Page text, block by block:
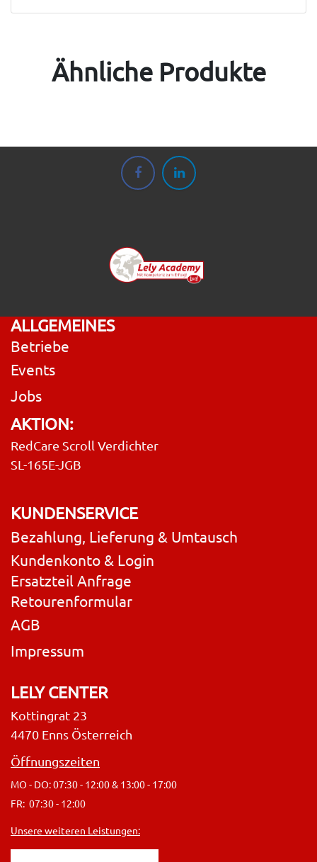
Ähnliche Produkte
ALLGEMEINES
Betriebe
Events
Jobs
AKTION:
RedCare Scroll Verdichter
SL-165E-JGB
KUNDENSERVICE
Bezahlung, Lieferung & Umtausch
Kundenkonto & Login
Ersatzteil Anfrage
Retourenformular
AGB
Impressum
LELY CENTER
Kottingrat 23
4470 Enns Österreich
Öffnungszeiten
MO - DO: 07:30 - 12:00 & 13:00 - 17:00
FR: 07:30 - 12:00
Unsere weiteren Leistungen: